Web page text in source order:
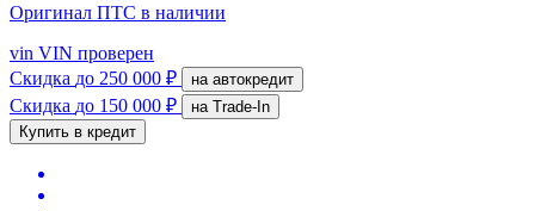
Оригинал ПТС в наличии
vin VIN проверен
Скидка до 250 000 ₽ на автокредит
Скидка до 150 000 ₽
на Trade-In
Купить в кредит